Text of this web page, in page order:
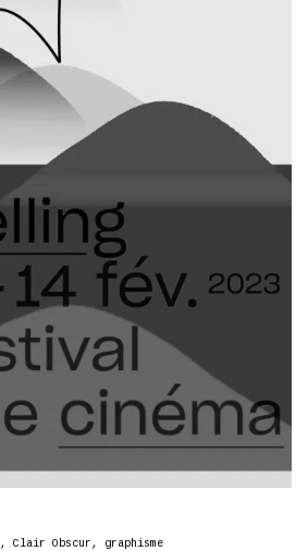
, Clair Obscur, graphisme